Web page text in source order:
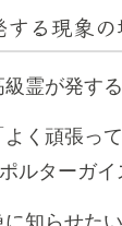
する現象
霊が発す
く頑張っ
ルターガ